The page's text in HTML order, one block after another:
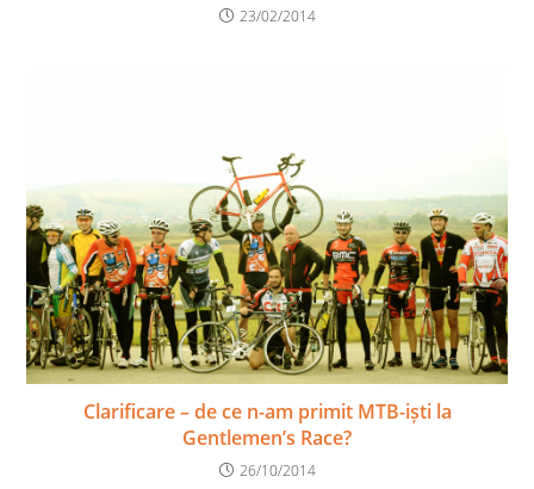
23/02/2014
Clarificare – de ce n-am primit MTB-iști la
Gentlemen’s Race?
26/10/2014